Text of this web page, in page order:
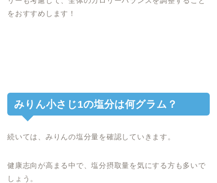
をおすすめします！
みりん小さじ1の塩分は何グラム？
続いては、みりんの塩分量を確認していきます。
健康志向が高まる中で、塩分摂取量を気にする方も多いで
しょう。